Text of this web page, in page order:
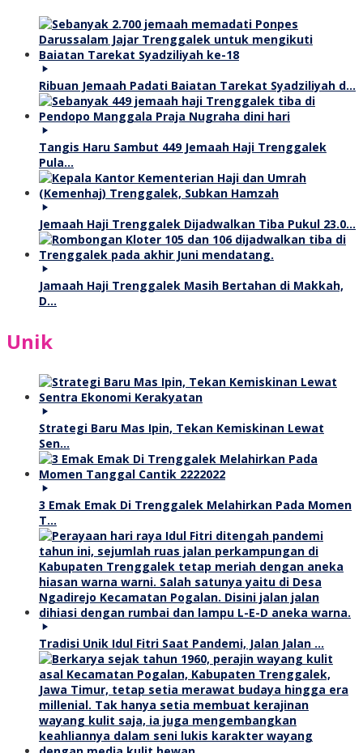
Ribuan Jemaah Padati Baiatan Tarekat Syadziliyah d…
Tangis Haru Sambut 449 Jemaah Haji Trenggalek
Pula…
Jemaah Haji Trenggalek Dijadwalkan Tiba Pukul 23.0…
Jamaah Haji Trenggalek Masih Bertahan di Makkah,
D…
Unik
Strategi Baru Mas Ipin, Tekan Kemiskinan Lewat
Sen…
3 Emak Emak Di Trenggalek Melahirkan Pada Momen
T…
Tradisi Unik Idul Fitri Saat Pandemi, Jalan Jalan …